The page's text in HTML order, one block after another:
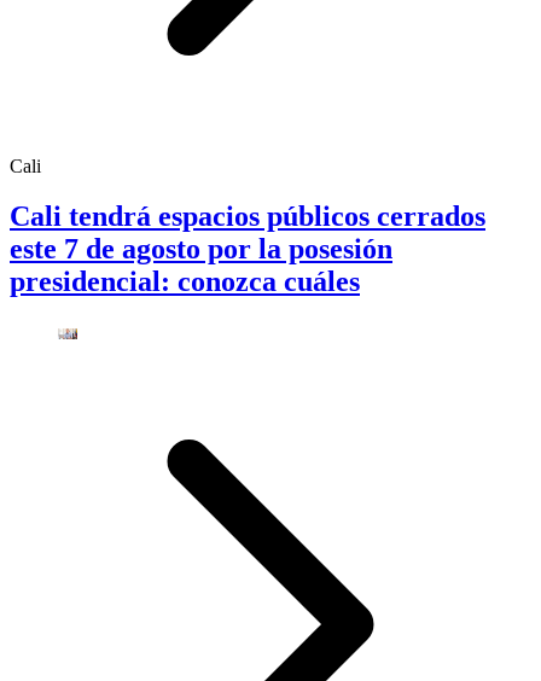
Cali
Cali tendrá espacios públicos cerrados
este 7 de agosto por la posesión
presidencial: conozca cuáles